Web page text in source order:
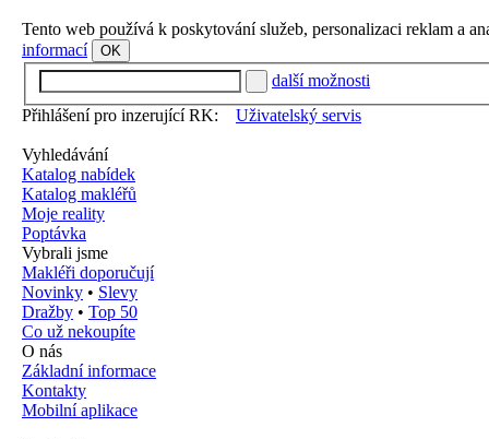
Tento web používá k poskytování služeb, personalizaci reklam a
informací
OK
další možnosti
Přihlášení pro inzerující RK:
Uživatelský servis
Vyhledávání
Katalog nabídek
Katalog makléřů
Moje reality
Poptávka
Vybrali jsme
Makléři doporučují
Novinky • Slevy
Dražby • Top 50
Co už nekoupíte
O nás
Základní informace
Kontakty
Mobilní aplikace